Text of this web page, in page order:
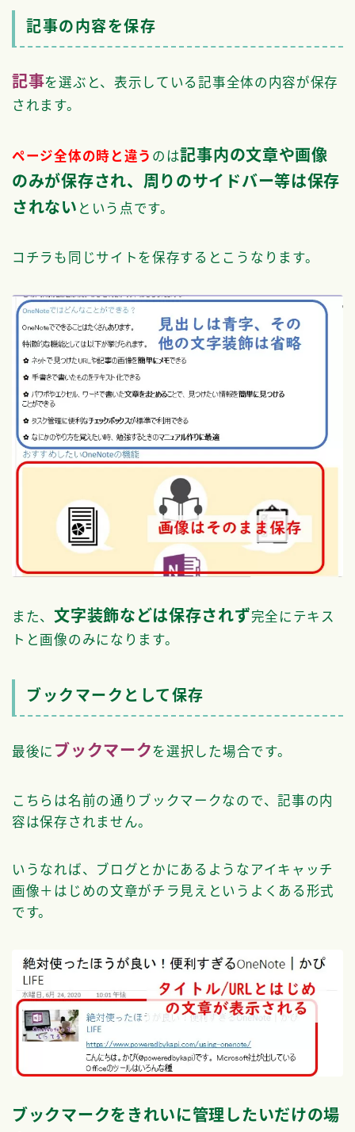
記事の内容を保存
記事を選ぶと、表示している記事全体の内容が保存
されます。
ページ全体の時と違う のは記事内の文章や画像
のみが保存され、周りのサイドバー等は保存
されない という点です。
コチラも同じサイトを保存するとこうなります。
また、文字装飾などは保存されず完全にテキス
トと画像のみになります。
ブックマークとして保存
最後に ブックマークを選択した場合です。
こちらは名前の通りブックマークなので、記事の内
容は保存されません。
いうなれば、ブログとかにあるようなアイキャッチ
画像＋はじめの文章がチラ見えというよくある形式
です。
ブックマークをきれいに管理したいだけの場